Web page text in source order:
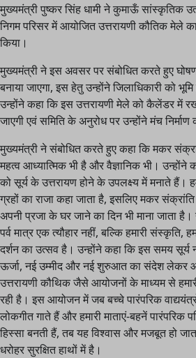
मुख्यमंत्री पुष्कर सिंह धामी ने कुमाऊँ सांस्कृतिक
निगम परिसर में आयोजित उत्तरायणी कौतिक मेले
किया।
मुख्यमंत्री ने इस अवसर पर संबोधित करते हुए
बनाया जाएगा, इस हेतु उन्होंने जिलाधिकारी को
उन्होंने कहा कि इस उत्तरायणी मेले को कैलेंडर में
जाएगी एवं समिति के अनुरोध पर उन्होंने मंच निर्माण
मुख्यमंत्री ने संबोधित करते हुए कहा कि मकर
महत्व आध्यात्मिक भी है और वैज्ञानिक भी।
को सूर्य के उत्तरायण होने के उपलक्ष्य में मनाते हैं।
ग्रहों का राजा कहा जाता है, इसलिए मकर
अपनी प्रजा के घर जाने का दिन भी माना जाता है।
पर्व मात्र एक त्यौहार नहीं, बल्कि हमारी संस्कृति,
दर्शन का उत्सव है। उन्होंने कहा कि इस समय सूर्य
ऊर्जा, नई उम्मीद और नई शुरुआत का संदेश लेकर
उत्तरायणी कौथिक जैसे आयोजनों के माध्यम से
रही है। इस आयोजन में जब बच्चे पारंपरिक
लोकगीत गाते हैं और हमारी माताएं-बहनें
हिस्सा बनती हैं, तब यह विश्वास और मजबूत हो
धरोहर सुरक्षित हाथों में है।